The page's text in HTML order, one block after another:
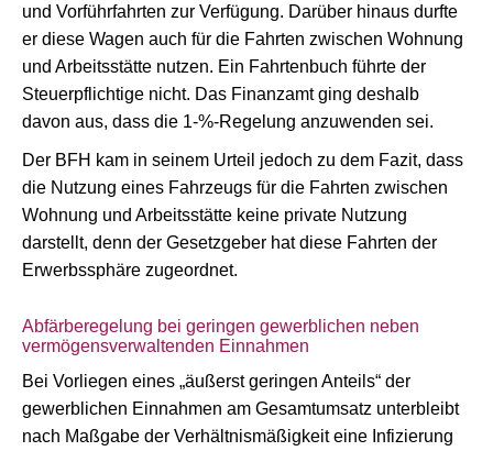
und Vorführfahrten zur Verfügung. Darüber hinaus durfte
er diese Wagen auch für die Fahrten zwischen Wohnung
und Arbeitsstätte nutzen. Ein Fahrtenbuch führte der
Steuerpflichtige nicht. Das Finanzamt ging deshalb
davon aus, dass die 1-%-Regelung anzuwenden sei.
Der BFH kam in seinem Urteil jedoch zu dem Fazit, dass
die Nutzung eines Fahrzeugs für die Fahrten zwischen
Wohnung und Arbeitsstätte keine private Nutzung
darstellt, denn der Gesetzgeber hat diese Fahrten der
Erwerbssphäre zugeordnet.
Abfärberegelung bei geringen gewerblichen neben
vermögensverwaltenden Einnahmen
Bei Vorliegen eines „äußerst geringen Anteils“ der
gewerblichen Einnahmen am Gesamtumsatz unterbleibt
nach Maßgabe der Verhältnismäßigkeit eine Infizierung